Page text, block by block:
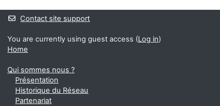
Blocks
Contact site support
You are currently using guest access (Log in)
Home
Qui sommes nous ?
Présentation
Historique du Réseau
Partenariat